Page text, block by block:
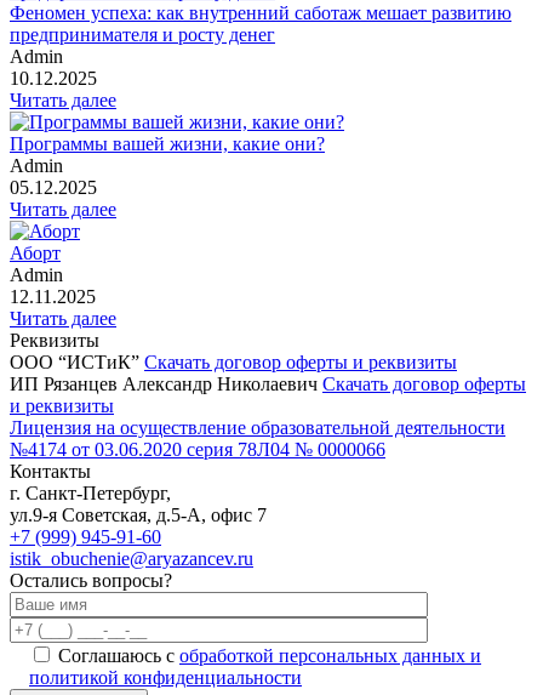
Феномен успеха: как внутренний саботаж мешает развитию
предпринимателя и росту денег
Admin
10.12.2025
Читать далее
Программы вашей жизни, какие они?
Admin
05.12.2025
Читать далее
Аборт
Admin
12.11.2025
Читать далее
Реквизиты
ООО “ИСТиК” Скачать договор оферты и реквизиты
ИП Рязанцев Александр Николаевич Скачать договор оферты
и реквизиты
Лицензия на осуществление образовательной деятельности
№4174 от 03.06.2020 серия 78Л04 № 0000066
Контакты
г. Санкт-Петербург,
ул.9-я Советская, д.5-А, офис 7
+7 (999) 945-91-60
istik_obuchenie@aryazancev.ru
Остались вопросы?
Соглашаюсь с обработкой персональных данных и
политикой конфиденциальности